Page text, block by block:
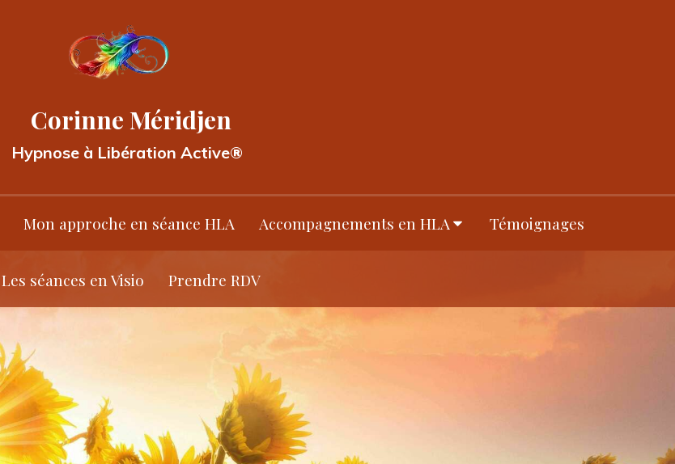
Corinne Méridjen
Hypnose à Libération Active®
Mon approche en séance HLA Accompagnements en HLA Témoignages
Les séances en Visio Prendre RDV